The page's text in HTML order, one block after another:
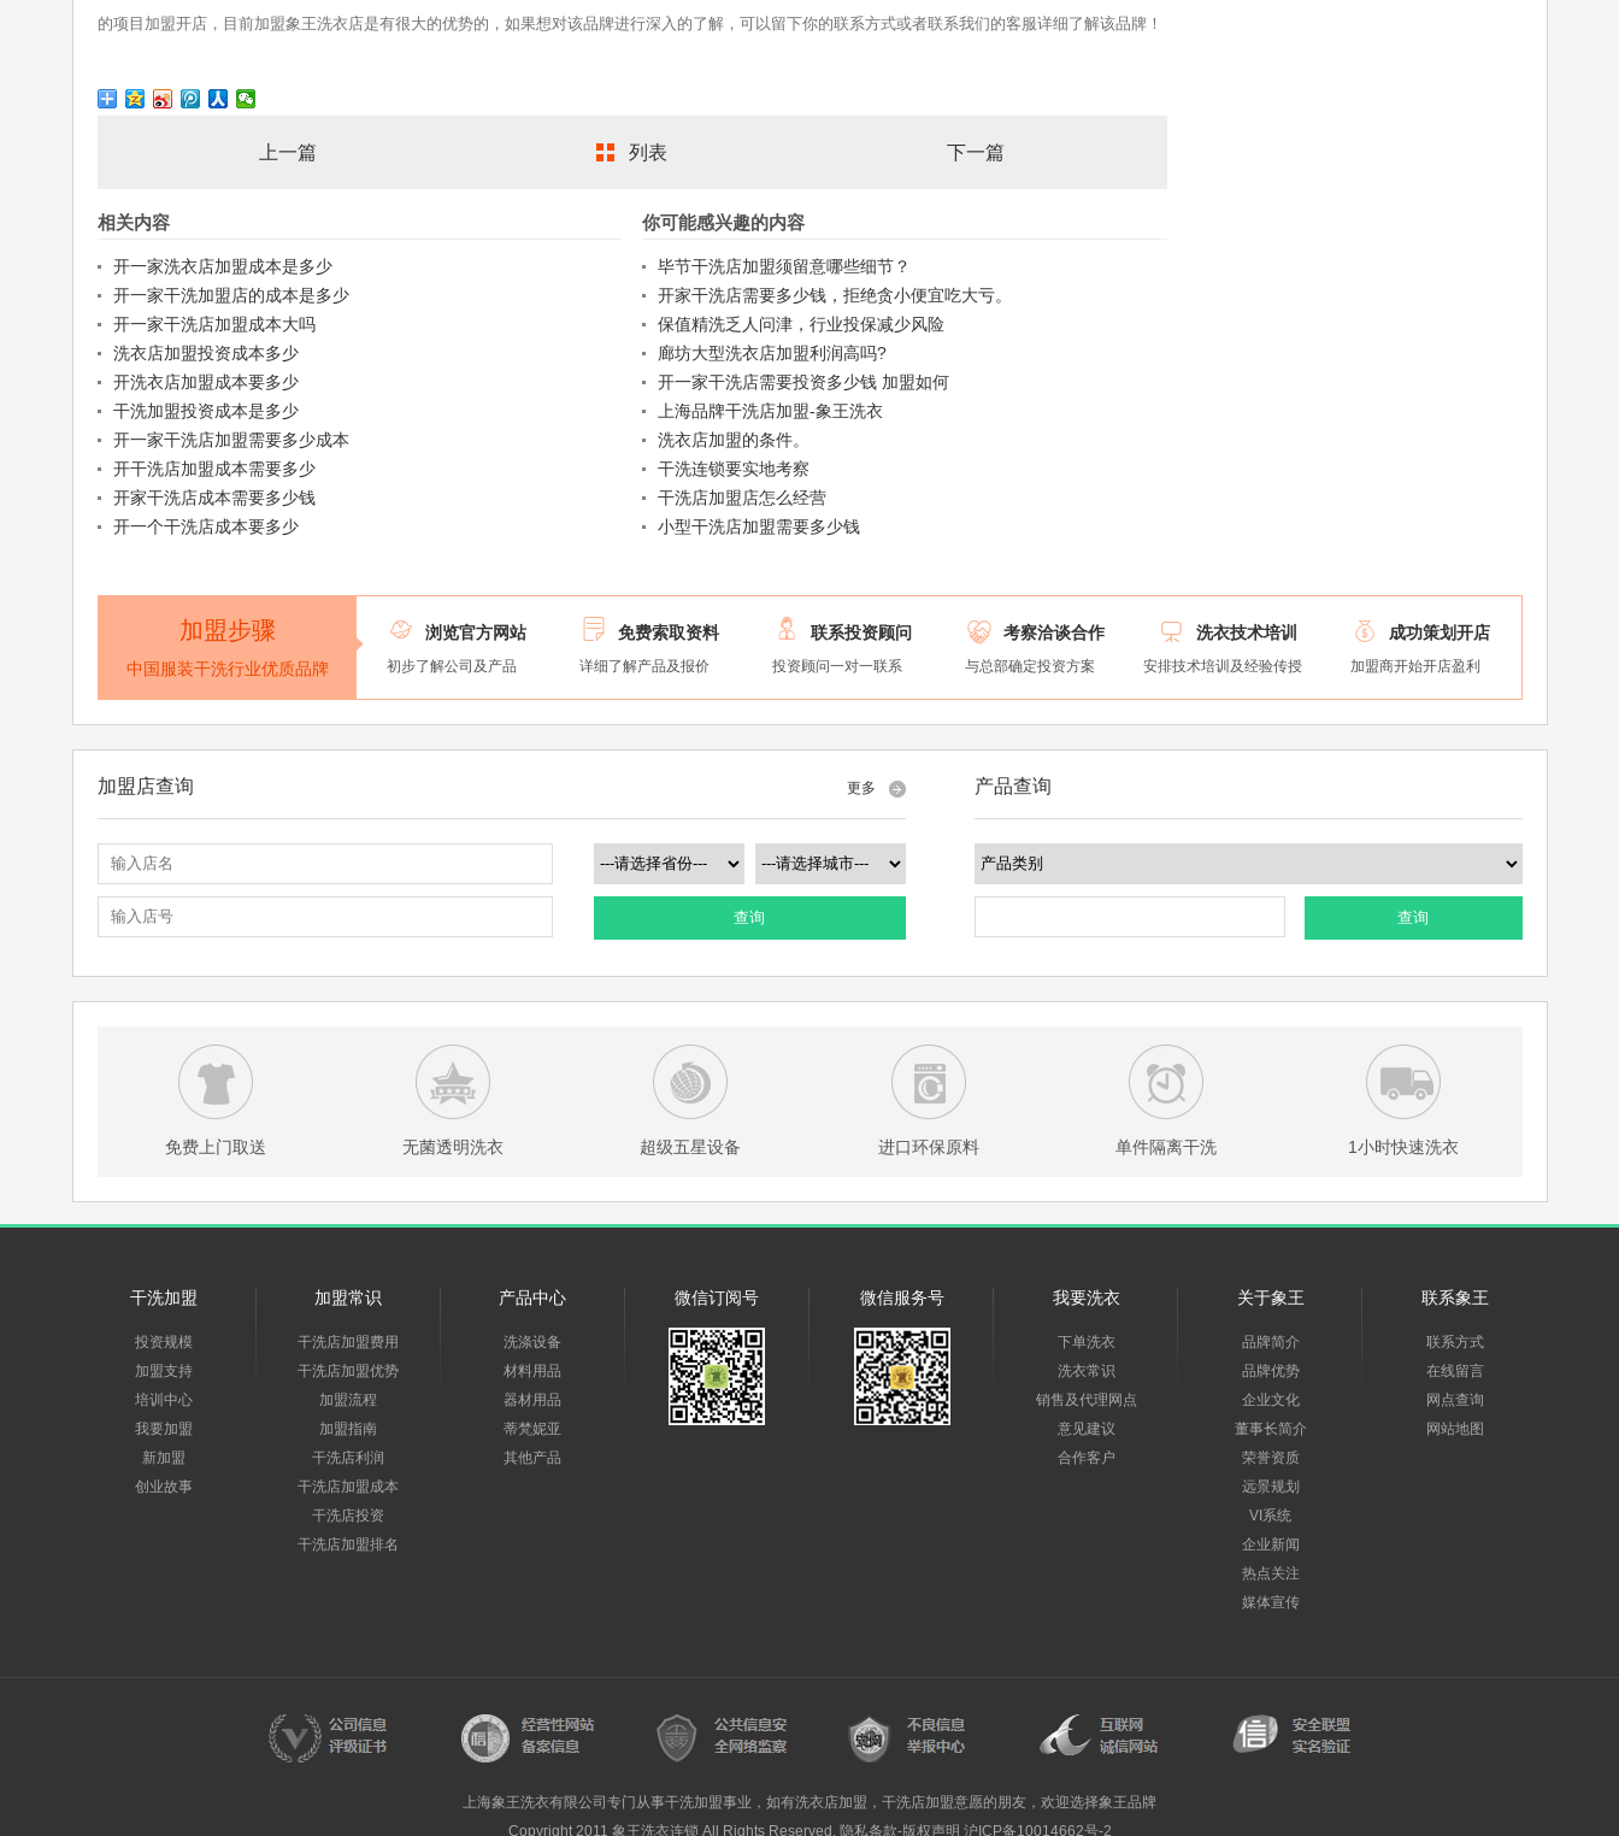
的项目加盟开店，目前加盟象王洗衣店是有很大的优势的，如果想对该品牌进行深入的了解，可以留下你的联系方式或者联系我们的客服详细了解该品牌！
上一篇 列表 下一篇
相关内容
开一家洗衣店加盟成本是多少
开一家干洗加盟店的成本是多少
开一家干洗店加盟成本大吗
洗衣店加盟投资成本多少
开洗衣店加盟成本要多少
干洗加盟投资成本是多少
开一家干洗店加盟需要多少成本
开干洗店加盟成本需要多少
开家干洗店成本需要多少钱
开一个干洗店成本要多少
你可能感兴趣的内容
毕节干洗店加盟须留意哪些细节？
开家干洗店需要多少钱，拒绝贪小便宜吃大亏。
保值精洗乏人问津，行业投保减少风险
廊坊大型洗衣店加盟利润高吗?
开一家干洗店需要投资多少钱 加盟如何
上海品牌干洗店加盟-象王洗衣
洗衣店加盟的条件。
干洗连锁要实地考察
干洗店加盟店怎么经营
小型干洗店加盟需要多少钱
加盟步骤
中国服装干洗行业优质品牌
 浏览官方网站
初步了解公司及产品
 免费索取资料
详细了解产品及报价
 联系投资顾问
投资顾问一对一联系
 考察洽谈合作
与总部确定投资方案
 洗衣技术培训
安排技术培训及经验传授
 成功策划开店
加盟商开始开店盈利
加盟店查询 更多
查询
产品查询
查询
免费上门取送 无菌透明洗衣 超级五星设备 进口环保原料 单件隔离干洗 1小时快速洗衣
干洗加盟
投资规模
加盟支持
培训中心
我要加盟
新加盟
创业故事
加盟常识
干洗店加盟费用
干洗店加盟优势
加盟流程
加盟指南
干洗店利润
干洗店加盟成本
干洗店投资
干洗店加盟排名
产品中心
洗涤设备
材料用品
器材用品
蒂梵妮亚
其他产品
微信订阅号 微信服务号 我要洗衣
下单洗衣
洗衣常识
销售及代理网点
意见建议
合作客户
关于象王
品牌简介
品牌优势
企业文化
董事长简介
荣誉资质
远景规划
VI系统
企业新闻
热点关注
媒体宣传
联系象王
联系方式
在线留言
网点查询
网站地图
上海象王洗衣有限公司专门从事干洗加盟事业，如有洗衣店加盟，干洗店加盟意愿的朋友，欢迎选择象王品牌
Copyright 2011 象王洗衣连锁 All Rights Reserved. 隐私条款-版权声明 沪ICP备10014662号-2